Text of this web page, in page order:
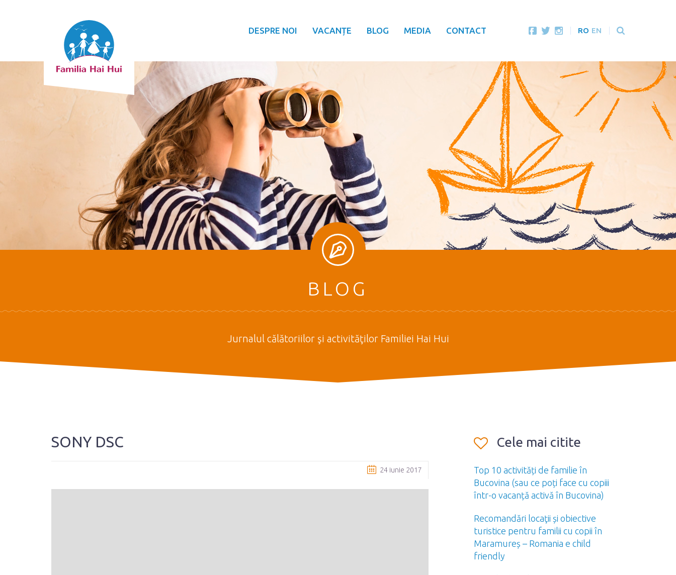
DESPRE NOI VACANȚE BLOG MEDIA CONTACT RO EN
BLOG
Jurnalul călătoriilor şi activităţilor Familiei Hai Hui
SONY DSC
24 iunie 2017
Cele mai citite
Top 10 activități de familie în
Bucovina (sau ce poți face cu copiii
într-o vacanță activă în Bucovina)
Recomandări locaţii și obiective
turistice pentru familii cu copii în
Maramureș – Romania e child
friendly